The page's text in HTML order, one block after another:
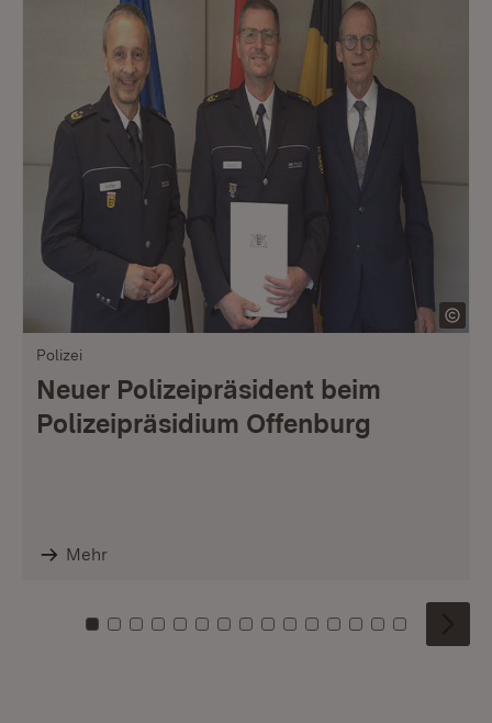
Polizei
Neuer Polizeipräsident beim
Polizeipräsidium Offenburg
Mehr
Zu Kachel: 0
Zu Kachel: 1
Zu Kachel: 2
Zu Kachel: 3
Zu Kachel: 4
Zu Kachel: 5
Zu Kachel: 6
Zu Kachel: 7
Zu Kachel: 8
Zu Kachel: 9
Zu Kachel: 10
Zu Kachel: 11
Zu Kachel: 12
Zu Kachel:
Zu